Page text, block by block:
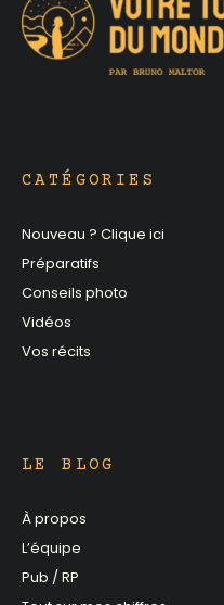
CATÉGORIES
Nouveau ? Clique ici
Préparatifs
Conseils photo
Vidéos
Vos récits
LE BLOG
À propos
L’équipe
Pub / RP